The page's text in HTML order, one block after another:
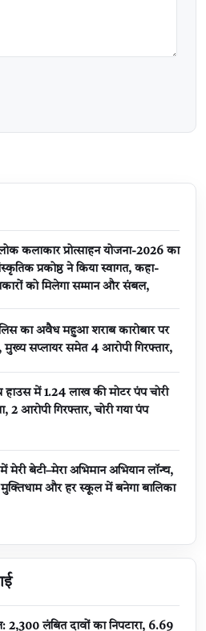
कलाकार प्रोत्साहन योजना-2026 का
प्रकोष्ठ ने किया स्वागत, कहा-
को मिलेगा सम्मान और संबल,
का अवैध महुआ शराब कारोबार पर
मुख्य सप्लायर समेत 4 आरोपी गिरफ्तार,
हाउस में 1.24 लाख की मोटर पंप चोरी
2 आरोपी गिरफ्तार, चोरी गया पंप
मेरी बेटी–मेरा अभिमान अभियान लॉन्च,
और हर स्कूल में बनेगा बालिका
2,300 लंबित दावों का निपटारा, ₹6.69